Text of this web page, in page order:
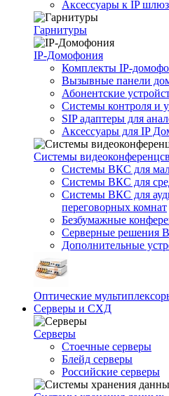
Аксессуары к IP
Гарнитуры
IP-Домофония
Комплекты IP-
Вызывные панели
Абонентские
Системы контроля и
SIP адаптеры для
Аксессуары для IP
Системы
Системы ВКС для
Системы ВКС для
Системы ВКС для
переговорных комнат
Безбумажные
Серверные решения
Дополнительные
Оптические
Серверы и СХД
Серверы
Стоечные серверы
Блейд серверы
Российские серверы